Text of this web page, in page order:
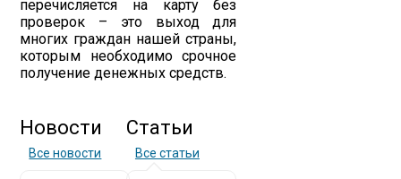
перечисляется на карту без
проверок – это выход для
многих граждан нашей страны,
которым необходимо срочное
получение денежных средств.
Новости
Все новости
Статьи
Все статьи